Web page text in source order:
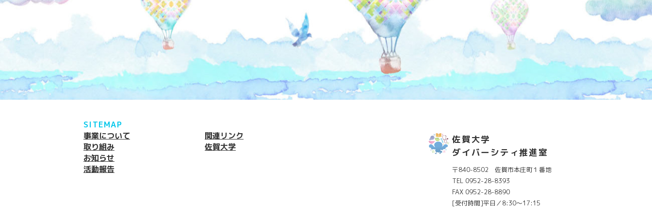
SITEMAP
事業について
取り組み
お知らせ
活動報告
関連リンク
佐賀大学
佐賀大学
ダイバーシティ推進室
〒840-8502 佐賀市本庄町１番地
TEL 0952-28-8393
FAX 0952-28-8890
[受付時間]平日／8:30～17:15